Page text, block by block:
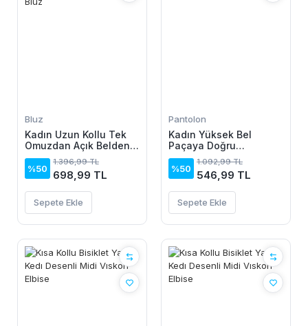
Bluz
Kadın Uzun Kollu Tek
Omuzdan Açık Belden
Dantel Detaylı Janjan
Krep Bluz
%50
1.396,99 TL
698,99 TL
Sepete Ekle
Pantolon
Kadın Yüksek Bel
Paçaya Doğru
Genisleyen Dalgıç Tayt
%50
1.092,99 TL
546,99 TL
Sepete Ekle